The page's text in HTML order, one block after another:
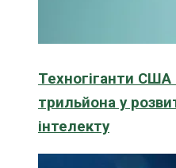
Техногіганти США
трильйона у
інтелекту